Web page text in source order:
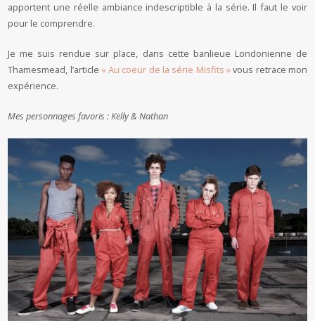
apportent une réelle ambiance indescriptible à la série. Il faut le voir
pour le comprendre.
Je me suis rendue sur place, dans cette banlieue Londonienne de
Thamesmead, l’article « Au coeur de la série Misfits »vous retrace mon
expérience.
Mes personnages favoris : Kelly & Nathan